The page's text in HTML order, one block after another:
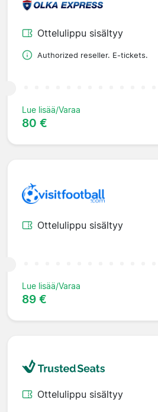
Ottelulippu sisältyy
Authorized reseller. E-tickets.
Lue lisää/Varaa
80 €
Ottelulippu sisältyy
Lue lisää/Varaa
89 €
Ottelulippu sisältyy